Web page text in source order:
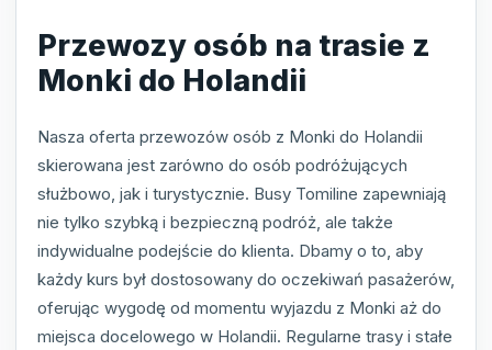
Przewozy osób na trasie z
Monki do Holandii
Nasza oferta przewozów osób z Monki do Holandii
skierowana jest zarówno do osób podróżujących
służbowo, jak i turystycznie. Busy Tomiline zapewniają
nie tylko szybką i bezpieczną podróż, ale także
indywidualne podejście do klienta. Dbamy o to, aby
każdy kurs był dostosowany do oczekiwań pasażerów,
oferując wygodę od momentu wyjazdu z Monki aż do
miejsca docelowego w Holandii. Regularne trasy i stałe